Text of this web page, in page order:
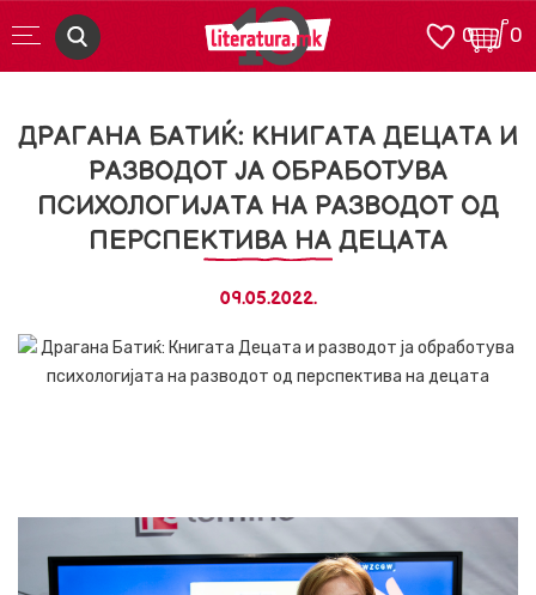
0
0
ДРАГАНА БАТИЌ: КНИГАТА ДЕЦАТА И
РАЗВОДОТ ЈА ОБРАБОТУВА
ПСИХОЛОГИЈАТА НА РАЗВОДОТ ОД
ПЕРСПЕКТИВА НА ДЕЦАТА
09.05.2022.